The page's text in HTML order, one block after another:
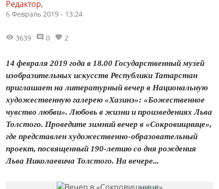
Редактор,
6 Февраль 2019 - 13:24
3639 0 2
14 февраля 2019 года в 18.00 Государственный музей
изобразительных искусств Республики Татарстан
приглашает на литературный вечер в Национальную
художественную галерею «Хазинэ»: «Божественное
чувство любви». Любовь в жизни и произведениях Льва
Толстого. Проведите зимний вечер в «Сокровищнице»,
где представлен художественно-образовательный
проект, посвященный 190-летию со дня рождения
Льва Николаевича Толстого. На вечере...